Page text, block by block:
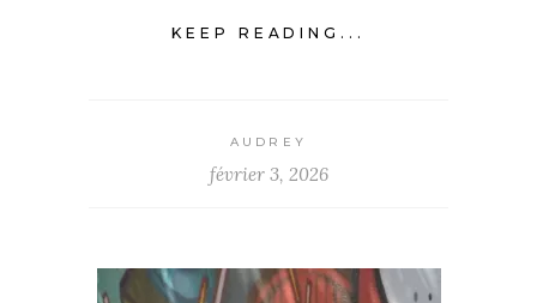
KEEP READING...
AUDREY
février 3, 2026